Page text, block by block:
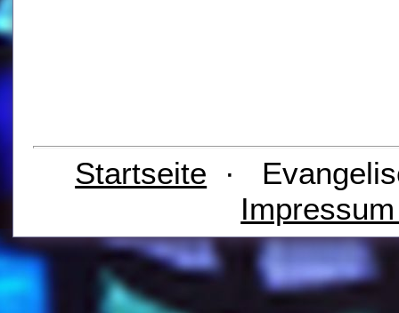
Startseite ·